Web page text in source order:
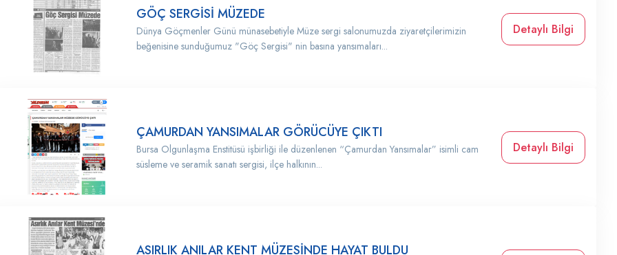
GÖÇ SERGİSİ MÜZEDE
Dünya Göçmenler Günü münasebetiyle Müze sergi salonumuzda ziyaretçilerimizin
beğenisine sunduğumuz "Göç Sergisi" nin basına yansımaları...
Detaylı Bilgi
ÇAMURDAN YANSIMALAR GÖRÜCÜYE ÇIKTI
Bursa Olgunlaşma Enstitüsü işbirliği ile düzenlenen “Çamurdan Yansımalar” isimli cam
süsleme ve seramik sanatı sergisi, ilçe halkının...
Detaylı Bilgi
ASIRLIK ANILAR KENT MÜZESİNDE HAYAT BULDU